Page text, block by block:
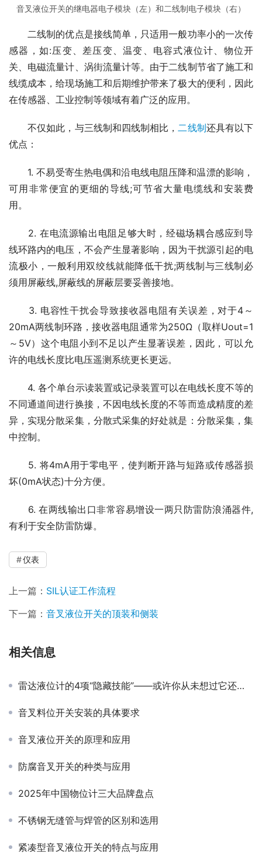
音叉液位开关的继电器电子模块（左）和二线制电子模块（右）
二线制的优点是接线简单，只适用一般功率小的一次传
感器，如:压变、差压变、温变、电容式液位计、物位开
关、电磁流量计、涡街流量计等。由于二线制节省了施工和
线缆成本，给现场施工和后期维护带来了极大的便利，因此
在传感器、工业控制等领域有着广泛的应用。
不仅如此，与三线制和四线制相比，二线制还具有以下
优点：
1. 不易受寄生热电偶和沿电线电阻压降和温漂的影响，
可用非常便宜的更细的导线;可节省大量电缆线和安装费
用。
2. 在电流源输出电阻足够大时，经磁场耦合感应到导
线环路内的电压，不会产生显著影响，因为干扰源引起的电
流极小，一般利用双绞线就能降低干扰;两线制与三线制必
须用屏蔽线,屏蔽线的屏蔽层要妥善接地。
3. 电容性干扰会导致接收器电阻有关误差，对于4～
20mA两线制环路，接收器电阻通常为250Ω（取样Uout=1
～5V）这个电阻小到不足以产生显著误差，因此，可以允
许的电线长度比电压遥测系统更长更远。
4. 各个单台示读装置或记录装置可以在电线长度不等的
不同通道间进行换接，不因电线长度的不等而造成精度的差
异，实现分散采集，分散式采集的好处就是：分散采集，集
中控制。
5. 将4mA用于零电平，使判断开路与短路或传感器损
坏(0mA状态)十分方便。
6. 在两线输出口非常容易增设一两只防雷防浪涌器件,
有利于安全防雷防爆。
仪表
上一篇： SIL认证工作流程
下一篇： 音叉液位开关的顶装和侧装
相关信息
雷达液位计的4项“隐藏技能”——或许你从未想过它还能这样用
音叉料位开关安装的具体要求
音叉液位开关的原理和应用
防腐音叉开关的种类与应用
2025年中国物位计三大品牌盘点
不锈钢无缝管与焊管的区别和选用
紧凑型音叉液位开关的特点与应用